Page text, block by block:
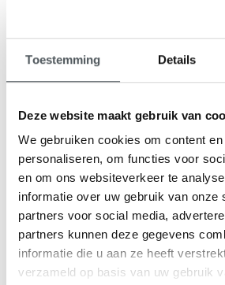
Toestemming Details
Deze website maakt gebruik van
We gebruiken cookies om content
personaliseren, om functies voor
en om ons websiteverkeer te
informatie over uw gebruik van onze
partners voor social media,
partners kunnen deze gegevens
informatie die u aan ze heeft
verzameld op basis van uw gebruik
De lengte van de tocht is 15 km, maar is
kleinere scootmobielroutes. Fijn is dat
Startpunt
Het startpunt is bij het Theehuis ’t Hooge
De scootmobielroute in ‘De Vuursche’ is
Het voert u door de gebied dat ingeklemd
Soest, Baarn en Hilversum. U rijdt over
bos van de Vuursche, langs het Pluismeer
stoppen voor een hapje en een drankje.